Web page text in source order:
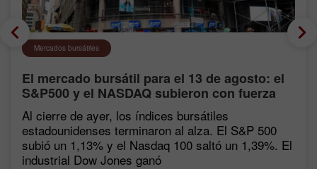
Mercados bursátiles
El mercado bursátil para el 13 de agosto: el
S&P500 y el NASDAQ subieron con fuerza
tras las estadísticas de inflación
Al cierre de ayer, los índices bursátiles
estadounidenses terminaron al alza. El S&P 500
subió un 1,13% y el Nasdaq 100 saltó un 1,39%. El
industrial Dow Jones ganó